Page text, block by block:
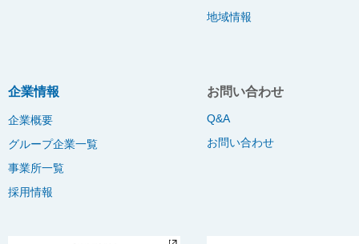
地域情報
企業情報
企業概要
グループ企業一覧
事業所一覧
採用情報
お問い合わせ
Q&A
お問い合わせ